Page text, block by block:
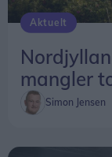
Aktuelt
mangler
Simon Jensen